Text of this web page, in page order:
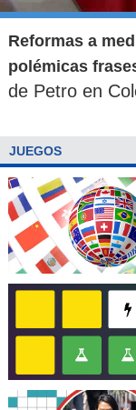
Reformas a
polémicas
de Petro en
JUEGOS